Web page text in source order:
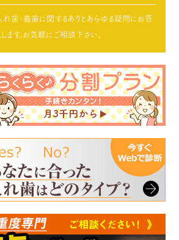
れ歯･義歯に関するありとあらゆる疑問にお答
します。お気軽にご相談下さい。